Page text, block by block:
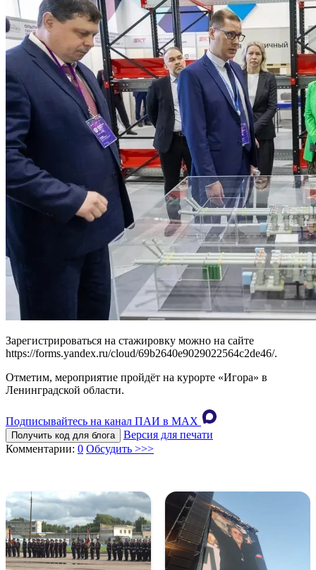
Зарегистрироваться на стажировку можно на сайте
https://forms.yandex.ru/cloud/69b2640e9029022564c2de46/.
Отметим, мероприятие пройдёт на курорте «Игора» в
Ленинградской области.
Подписывайтесь на канал ПАИ в MAХ
Получить код для блога
Версия для печати
Комментарии: 0 Обсудить >>>